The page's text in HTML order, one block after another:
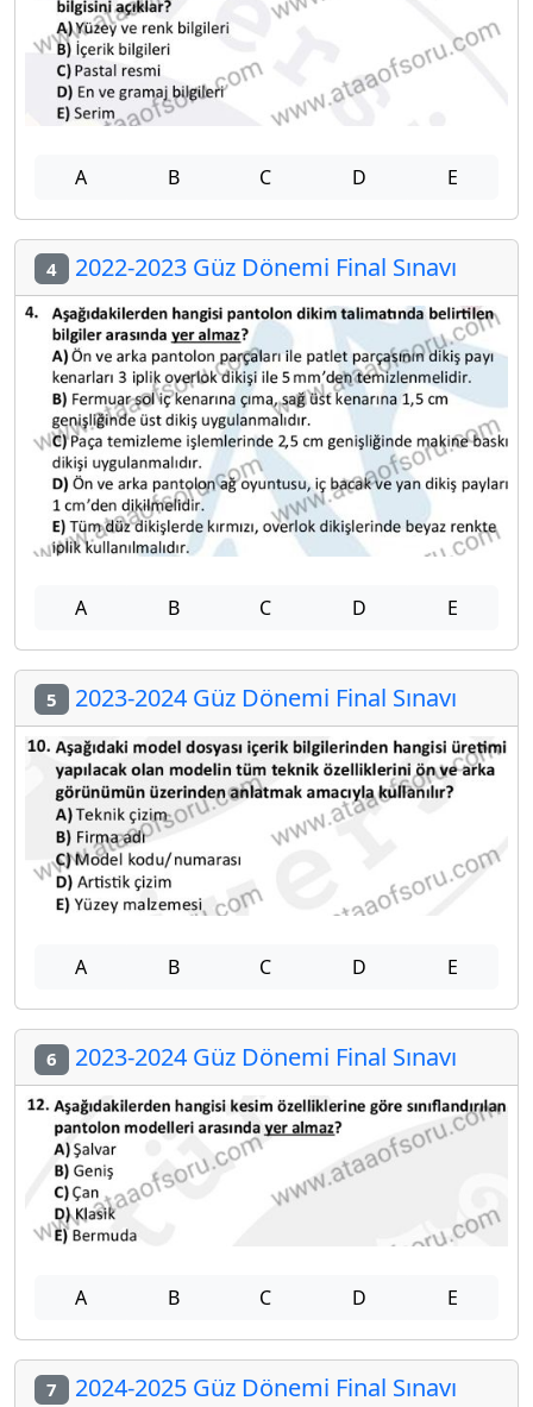
A B C D E
4 2022-2023 Güz Dönemi Final Sınavı
A B C D E
5 2023-2024 Güz Dönemi Final Sınavı
A B C D E
6 2023-2024 Güz Dönemi Final Sınavı
A B C D E
7 2024-2025 Güz Dönemi Final Sınavı